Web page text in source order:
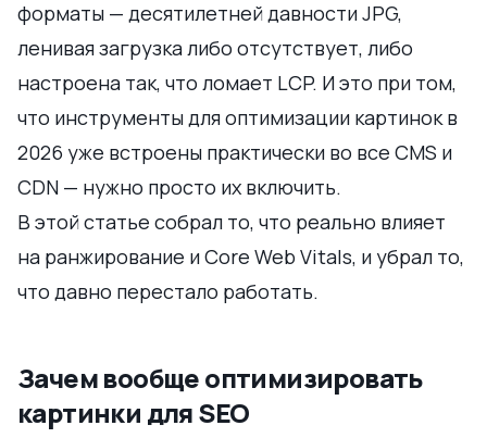
форматы — десятилетней давности JPG,
ленивая загрузка либо отсутствует, либо
настроена так, что ломает LCP. И это при том,
что инструменты для оптимизации картинок в
2026 уже встроены практически во все CMS и
CDN — нужно просто их включить.
В этой статье собрал то, что реально влияет
на ранжирование и Core Web Vitals, и убрал то,
что давно перестало работать.
Зачем вообще оптимизировать
картинки для SEO